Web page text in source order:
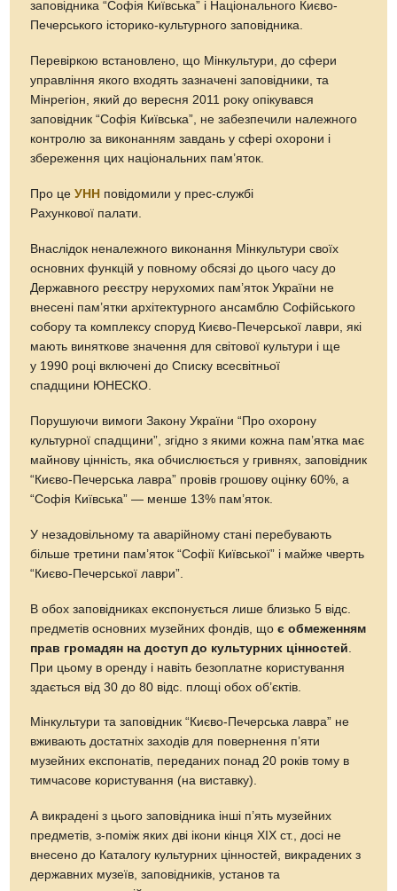
заповідника “Софія Київська” і Національного Києво-
Печерського історико-культурного заповідника.
Перевіркою встановлено, що Мінкультури, до сфери
управління якого входять зазначені заповідники, та
Мінрегіон, який до вересня 2011 року опікувався
заповідник “Софія Київська”, не забезпечили належного
контролю за виконанням завдань у сфері охорони і
збереження цих національних пам’яток.
Про цеУНН повідомили у прес-службі
Рахункової палати.
Внаслідок неналежного виконання Мінкультури своїх
основних функцій у повному обсязі до цього часу до
Державного реєстру нерухомих пам’яток України не
внесені пам’ятки архітектурного ансамблю Софійського
собору та комплексу споруд Києво-Печерської лаври, які
мають виняткове значення для світової культури і ще
у 1990 році включені до Списку всесвітньої
спадщини ЮНЕСКО.
Порушуючи вимоги Закону України “Про охорону
культурної спадщини”, згідно з якими кожна пам’ятка має
майнову цінність, яка обчислюється у гривнях, заповідник
“Києво-Печерська лавра” провів грошову оцінку 60%, а
“Софія Київська” — менше 13% пам’яток.
У незадовільному та аварійному стані перебувають
більше третини пам’яток “Софії Київської” і майже чверть
“Києво-Печерської лаври”.
В обох заповідниках експонується лише близько 5 відс.
предметів основних музейних фондів, щоє обмеженням
прав громадян на доступ до культурних цінностей
При цьому в оренду і навіть безоплатне користування
здається від 30 до 80 відс. площі обох об’єктів.
Мінкультури та заповідник “Києво-Печерська лавра” не
вживають достатніх заходів для повернення п’яти
музейних експонатів, переданих понад 20 років тому в
тимчасове користування (на виставку).
А викрадені з цього заповідника інші п’ять музейних
предметів, з-поміж яких дві ікони кінця ХІХ ст., досі не
внесено до Каталогу культурних цінностей, викрадених з
державних музеїв, заповідників, установ та